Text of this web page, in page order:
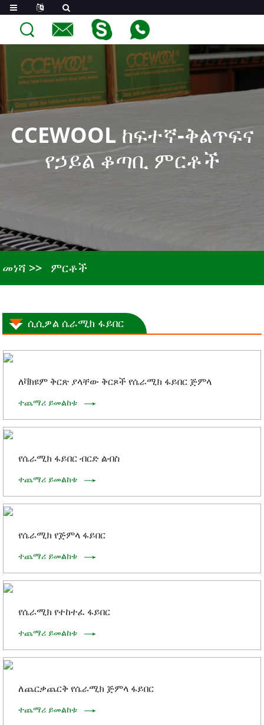
CCEWOOL ከፍተኛ-ቅልጥፍና
የኃይል ቆጣቢ ምርቶች
መነሻ ምርቶች
ሲሲዎል ሴራሚክ ፋይበር
ለቫክዩም ቅርጽ ያላቸው ቅርጾች የሴራሚክ ፋይበር ጅምላ
ተጨማሪ ይመልከቱ
የሴራሚክ ፋይበር ብርድ ልብስ
ተጨማሪ ይመልከቱ
የሴራሚክ የጅምላ ፋይበር
ተጨማሪ ይመልከቱ
የሴራሚክ የተከተፈ ፋይበር
ተጨማሪ ይመልከቱ
ለጨርቃጨርቅ የሴራሚክ ጅምላ ፋይበር
ተጨማሪ ይመልከቱ